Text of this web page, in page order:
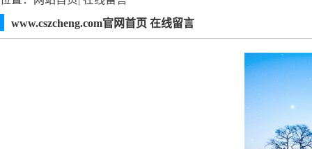
www.cszcheng.com官网首页 在线留言